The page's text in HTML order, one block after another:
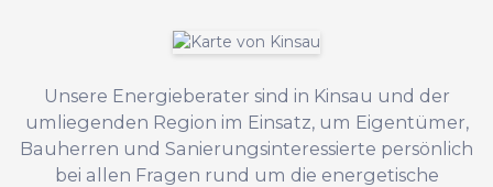
Unsere Energieberater sind in Kinsau und der
umliegenden Region im Einsatz, um Eigentümer,
Bauherren und Sanierungsinteressierte persönlich
bei allen Fragen rund um die energetische